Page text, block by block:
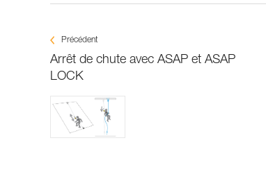
Précédent
Arrêt de chute avec ASAP et ASAP
LOCK